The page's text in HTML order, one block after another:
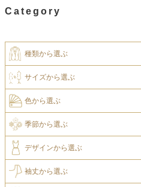
Category
種類から選ぶ
サイズから選ぶ
色から選ぶ
季節から選ぶ
デザインから選ぶ
袖丈から選ぶ